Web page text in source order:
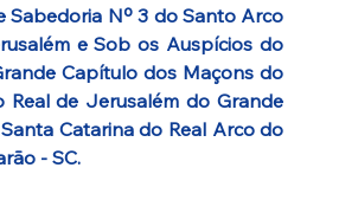
Sabedoria Nº 3 do Santo Arco
e Sob os Auspícios do
Capítulo dos Maçons do
Real de Jerusalém do Grande
Catarina do Real Arco do
- SC.